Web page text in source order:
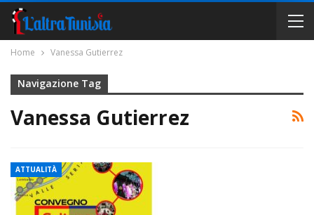
Home Vanessa Gutierrez
Navigazione Tag
Vanessa Gutierrez
ATTUALITÀ